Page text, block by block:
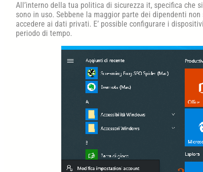
All’interno della tua politica di sicurezza it, specifica che
sono in uso. Sebbene la maggior parte dei dipendenti
accedere ai dati privati. E’ possible configurare i
periodo di tempo.